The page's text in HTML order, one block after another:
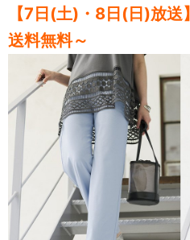
【7日(土)・8日(日)放
送料無料～